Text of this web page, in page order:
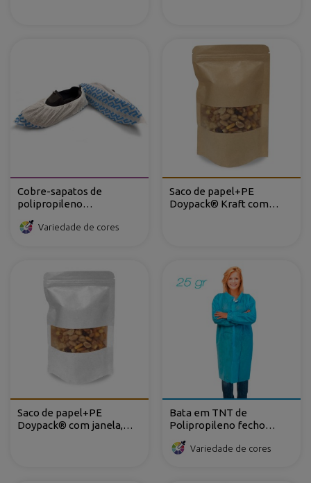
Cobre-sapatos de
polipropileno
Variedade de cores
Saco de papel+PE
Doypack® Kraft com
Saco de papel+PE
Doypack® com janela,
Bata em TNT de
Polipropileno fecho
Variedade de cores